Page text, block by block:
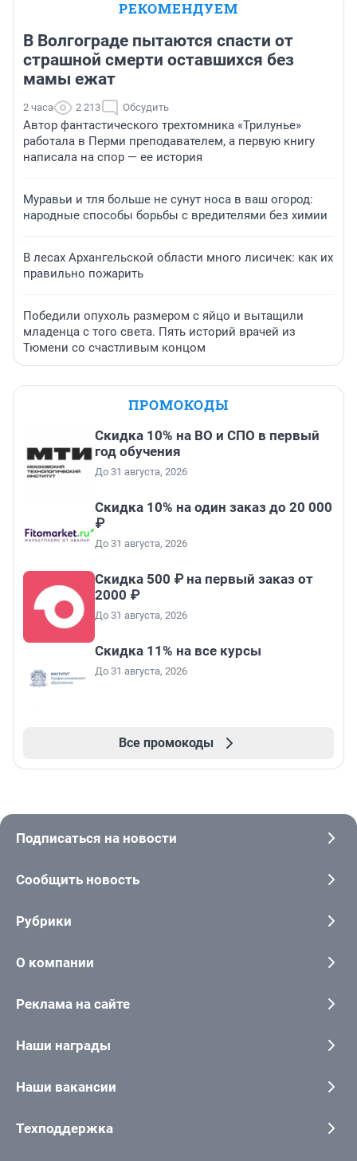
РЕКОМЕНДУЕМ
В Волгограде пытаются спасти от
страшной смерти оставшихся без
мамы ежат
2 часа 2 213 Обсудить
Автор фантастического трехтомника «Трилунье»
работала в Перми преподавателем, а первую книгу
написала на спор — ее история
Муравьи и тля больше не сунут носа в ваш огород:
народные способы борьбы с вредителями без химии
В лесах Архангельской области много лисичек: как их
правильно пожарить
Победили опухоль размером с яйцо и вытащили
младенца с того света. Пять историй врачей из
Тюмени со счастливым концом
ПРОМОКОДЫ
Скидка 10% на ВО и СПО в первый
год обучения
До 31 августа, 2026
Скидка 10% на один заказ до 20 000
₽
До 31 августа, 2026
Скидка 500 ₽ на первый заказ от
2000 ₽
До 31 августа, 2026
Скидка 11% на все курсы
До 31 августа, 2026
Все промокоды
Подписаться на новости
Сообщить новость
Рубрики
О компании
Реклама на сайте
Наши награды
Наши вакансии
Техподдержка